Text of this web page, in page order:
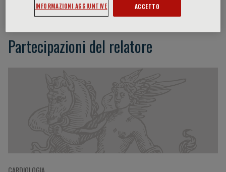
Partecipazioni del relatore
CARDIOLOGIA
INFORMAZIONI AGGIUNTIVE ACCETTO